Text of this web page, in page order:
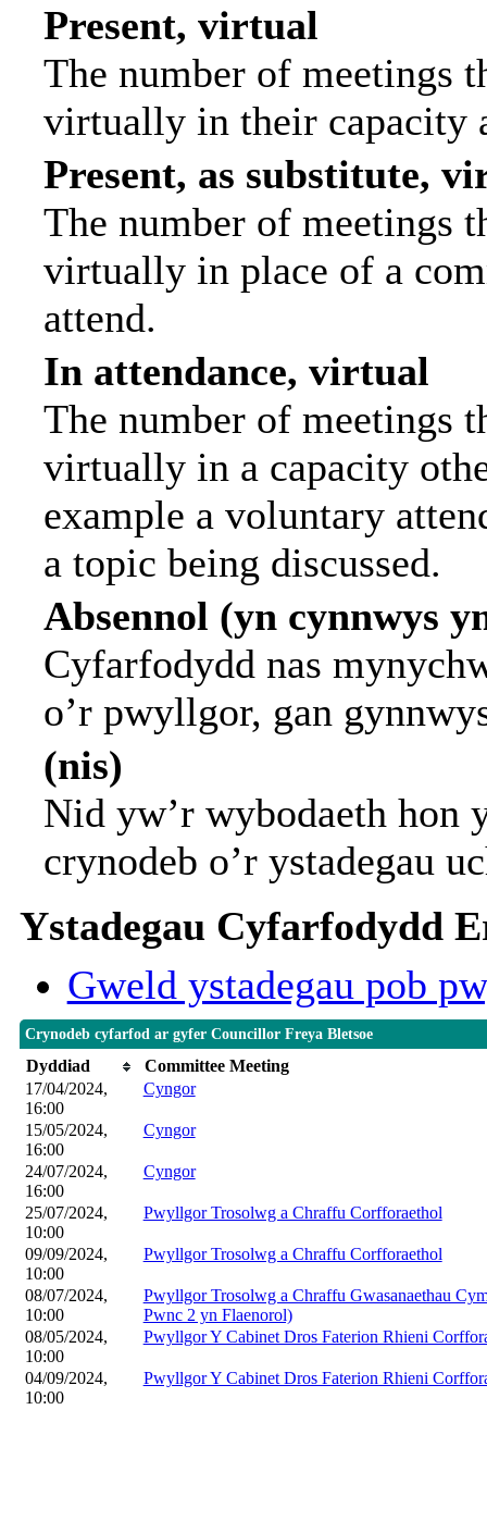
Present, virtual
The number of meetings
virtually in their capacity
Present, as substitute,
The number of meetings
virtually in place of a
attend.
In attendance, virtual
The number of meetings
virtually in a capacity
example a voluntary
a topic being discussed.
Absennol (yn cynnwys
Cyfarfodydd nas
o’r pwyllgor, gan
(nis)
Nid yw’r wybodaeth hon
crynodeb o’r ystadegau
Ystadegau Cyfarfodydd
Gweld ystadegau pob
Crynodeb cyfarfod ar gyfer Councillor Freya Bletsoe
Dyddiad
Committee Meeting
17/04/2024,
16:00
Cyngor
15/05/2024,
16:00
Cyngor
24/07/2024,
16:00
Cyngor
25/07/2024,
10:00
Pwyllgor Trosolwg a Chraffu Corfforaethol
09/09/2024,
10:00
Pwyllgor Trosolwg a Chraffu Corfforaethol
08/07/2024,
10:00
Pwyllgor Trosolwg a Chraffu Gwasanaethau
Pwnc 2 yn Flaenorol)
08/05/2024,
10:00
Pwyllgor Y Cabinet Dros Faterion Rhieni
04/09/2024,
10:00
Pwyllgor Y Cabinet Dros Faterion Rhieni